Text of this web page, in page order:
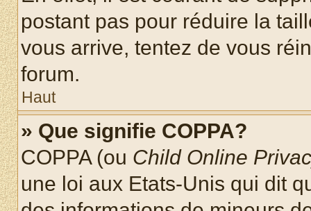
postant pas pour réduire la
vous arrive, tentez de vous
forum.
Haut
» Que signifie COPPA?
COPPA (ou Child Online
une loi aux Etats-Unis qui dit